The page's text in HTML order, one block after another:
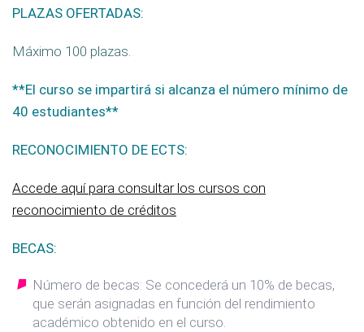
PLAZAS OFERTADAS:
Máximo 100 plazas.
**El curso se impartirá si alcanza el número mínimo de
40 estudiantes**
RECONOCIMIENTO DE ECTS:
Accede aquí para consultar los cursos con
reconocimiento de créditos
BECAS:
Número de becas: Se concederá un 10% de becas,
que serán asignadas en función del rendimiento
académico obtenido en el curso.